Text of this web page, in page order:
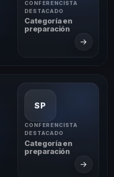
CONFERENCISTA
DESTACADO
Categoría en
preparación
→
SP
CONFERENCISTA
DESTACADO
Categoría en
preparación
→